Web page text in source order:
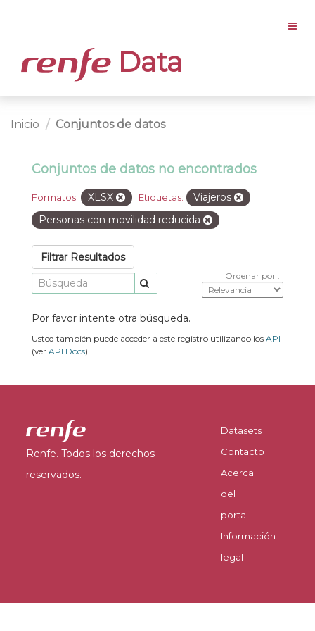
Data
Inicio Conjuntos de datos
Conjuntos de datos no encontrados
Formatos: XLSX Etiquetas:
Viajeros
Personas con movilidad reducida
Filtrar Resultados
Ordenar por
Por favor intente otra búsqueda.
Usted también puede acceder a este registro utilizando los API
(ver API Docs).
Renfe. Todos los derechos
reservados.
Datasets
Contacto
Acerca
del
portal
Información
legal